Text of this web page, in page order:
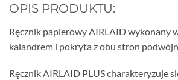
OPIS PRODUKTU:
Ręcznik papierowy AIRLAID wykonany
kalandrem i pokryta z obu stron
Ręcznik AIRLAID PLUS charakteryzuje